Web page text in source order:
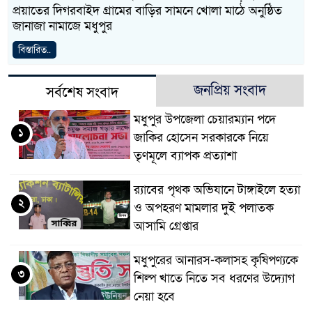
প্রয়াতের দিগরবাইদ গ্রামের বাড়ির সামনে খোলা মাঠে অনুষ্ঠিত
জানাজা নামাজে মধুপুর
বিস্তারিত..
সর্বশেষ সংবাদ জনপ্রিয় সংবাদ
মধুপুর উপজেলা চেয়ারম্যান পদে
জাকির হোসেন সরকারকে নিয়ে
তৃণমূলে ব্যাপক প্রত্যাশা
১
র‌্যাবের পৃথক অভিযানে টাঙ্গাইলে হত্যা
ও অপহরণ মামলার দুই পলাতক
আসামি গ্রেপ্তার
২
মধুপুরের আনারস-কলাসহ কৃষিপণ্যকে
শিল্প খাতে নিতে সব ধরণের উদ্যোগ
নেয়া হবে
৩